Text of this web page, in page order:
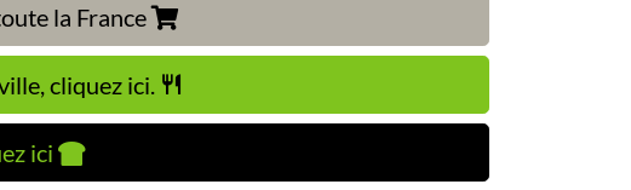
la France
cliquez ici.
ici